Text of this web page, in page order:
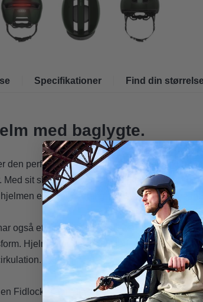
Specifikationer Find din
med baglygte.
den perfekte hjelm til dig, der ønsker at
sit slanke og moderne design passer Abus
en genopladelig, USB-lygte med fire
også et justerbart skruesystem, der gør det
Hjelmen er designet med store
Fidlock-magnetlås.